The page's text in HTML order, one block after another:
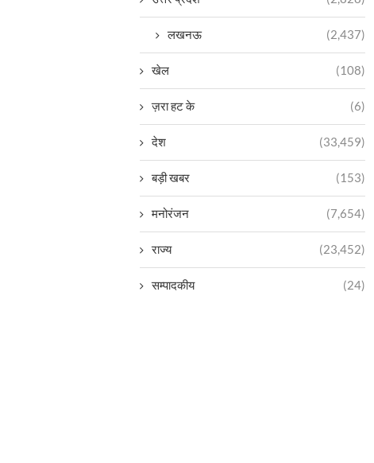
लखनऊ (2,437)
खेल (108)
ज़रा हट के (6)
देश (33,459)
बड़ी खबर (153)
मनोरंजन (7,654)
राज्य (23,452)
सम्पादकीय (24)